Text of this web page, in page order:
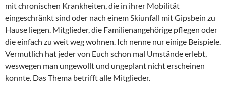
mit chronischen Krankheiten, die in ihrer Mobilität
eingeschränkt sind oder nach einem Skiunfall mit Gipsbein zu
Hause liegen. Mitglieder, die Familienangehörige pflegen oder
die einfach zu weit weg wohnen. Ich nenne nur einige Beispiele.
Vermutlich hat jeder von Euch schon mal Umstände erlebt,
weswegen man ungewollt und ungeplant nicht erscheinen
konnte. Das Thema betrifft alle Mitglieder.